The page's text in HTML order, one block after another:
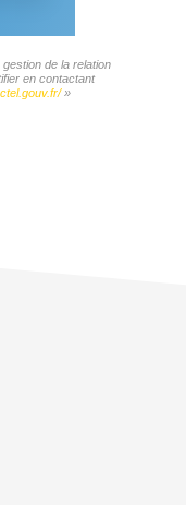
de la relation
en contactant
»